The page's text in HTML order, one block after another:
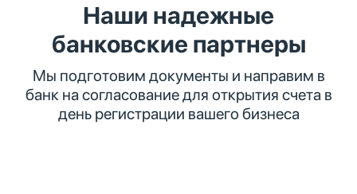
Наши надежные
банковские партнеры
Мы подготовим документы и направим в
банк на согласование для открытия счета в
день регистрации вашего бизнеса